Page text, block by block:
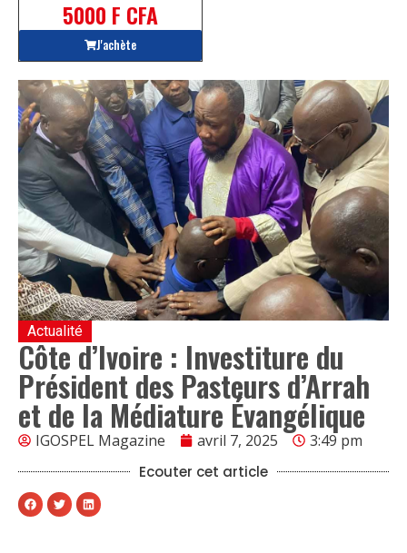
5000 F CFA
J'achète
Actualité
Côte d’Ivoire : Investiture du
Président des Pasteurs d’Arrah
et de la Médiature Évangélique
IGOSPEL Magazine avril 7, 2025 3:49 pm
Ecouter cet article